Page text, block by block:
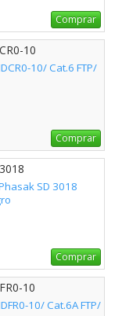
Comprar
10
10/ Cat.6 FTP/
Comprar
SD 3018
Comprar
10
10/ Cat.6A FTP/